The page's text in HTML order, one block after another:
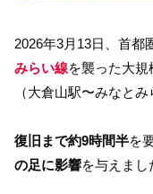
2026年3月13日、首都
みらい線を襲った大規
（大倉山駅〜みなとみ
復旧まで約9時間半を
の足に影響を与えまし